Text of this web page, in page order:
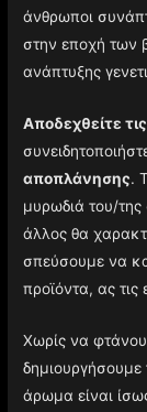
άνθρωποι
στην εποχή των
ανάπτυξης
Αποδεχθείτε
αποπλάνησης.
μυρωδιά του/
άλλος θα
σπεύσουμε να
προϊόντα, ας
Χωρίς να
άρωμα είναι